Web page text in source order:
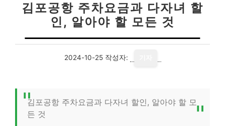
김포공항 주차요금과 다자녀 할
인, 알아야 할 모든 것
2024-10-25 작성자:
김포공항 주차요금과 다자녀 할인, 알아야 할 모
든 것